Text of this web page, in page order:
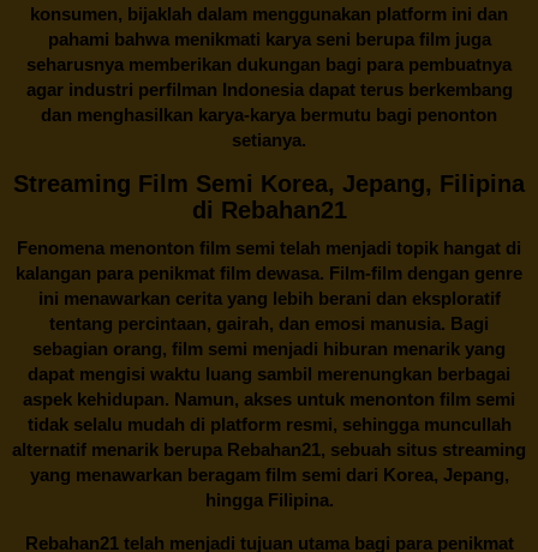
konsumen, bijaklah dalam menggunakan platform ini dan
pahami bahwa menikmati karya seni berupa film juga
seharusnya memberikan dukungan bagi para pembuatnya
agar industri perfilman Indonesia dapat terus berkembang
dan menghasilkan karya-karya bermutu bagi penonton
setianya.
Streaming Film Semi Korea, Jepang, Filipina
di Rebahan21
Fenomena menonton film semi telah menjadi topik hangat di
kalangan para penikmat film dewasa. Film-film dengan genre
ini menawarkan cerita yang lebih berani dan eksploratif
tentang percintaan, gairah, dan emosi manusia. Bagi
sebagian orang, film semi menjadi hiburan menarik yang
dapat mengisi waktu luang sambil merenungkan berbagai
aspek kehidupan. Namun, akses untuk menonton film semi
tidak selalu mudah di platform resmi, sehingga muncullah
alternatif menarik berupa Rebahan21, sebuah situs streaming
yang menawarkan beragam film semi dari Korea, Jepang,
hingga Filipina.
Rebahan21telah menjadi tujuan utama bagi para penikmat